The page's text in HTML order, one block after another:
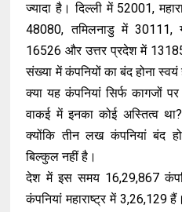
ज्यादा है। दिल्ली में 52001,
48080, तमिलनाडु में 30111,
16526 और उत्तर प्रदेश में
संख्या में कंपनियों का बंद होना
क्या यह कंपनियां सिर्फ कागजों
वाकई में इनका कोई अस्तित्व
क्योंकि तीन लख कंपनियां बंद
बिल्कुल नहीं है।
देश में इस समय 16,29,867
कंपनियां महाराष्ट्र में 3,26,129